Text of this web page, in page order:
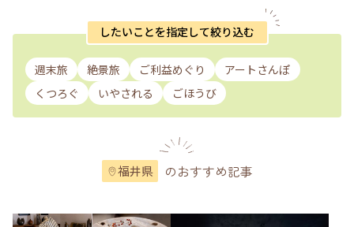
したいことを指定して絞り込む
週末旅 絶景旅 ご利益めぐり
アートさんぽ
くつろぐ
いやされる ごほうび
福井県 のおすすめ記事